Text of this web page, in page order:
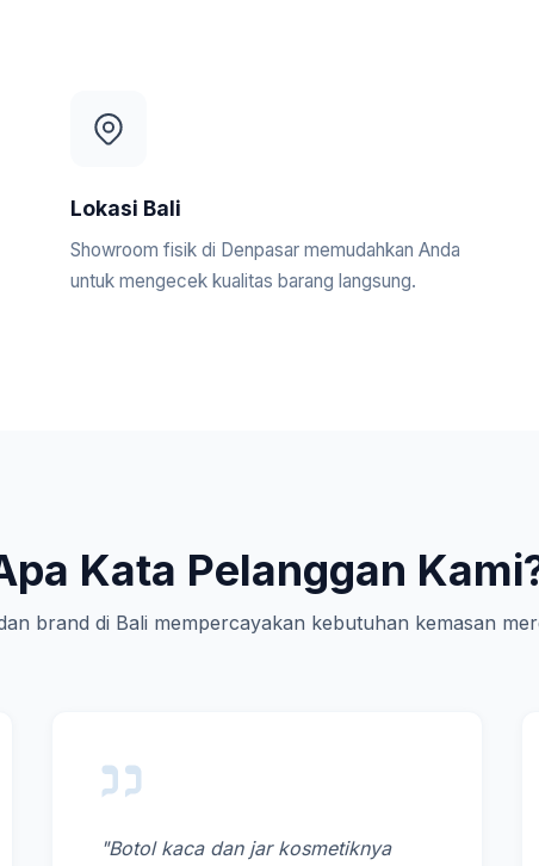
Lokasi Bali
Showroom fisik di Denpasar memudahkan Anda
untuk mengecek kualitas barang langsung.
Kata Pelanggan
brand di Bali mempercayakan kebutuhan kemasan
"Botol kaca dan jar kosmetiknya